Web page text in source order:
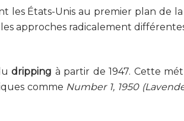
les États-Unis au premier plan
approches radicalement
dripping à partir de 1947. Cette
comme Number 1, 1950